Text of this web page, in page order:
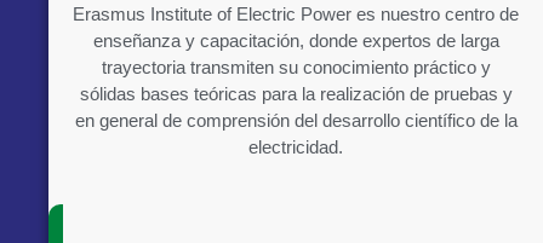
Erasmus Institute of Electric Power es nuestro centro de
enseñanza y capacitación, donde expertos de larga
trayectoria transmiten su conocimiento práctico y
sólidas bases teóricas para la realización de pruebas y
en general de comprensión del desarrollo científico de la
electricidad.